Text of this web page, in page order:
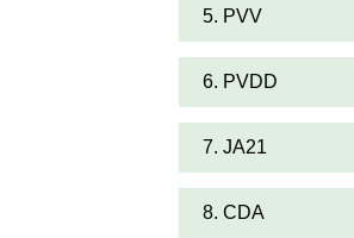
5. PVV
6. PVDD
7. JA21
8. CDA